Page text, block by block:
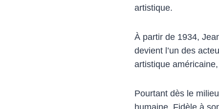
artistique.
À partir de 1934,
devient l’un des
artistique
Pourtant dès le